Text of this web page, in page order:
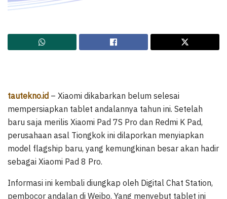
tautekno.id – Xiaomi dikabarkan belum selesai
mempersiapkan tablet andalannya tahun ini. Setelah
baru saja merilis Xiaomi Pad 7S Pro dan Redmi K Pad,
perusahaan asal Tiongkok ini dilaporkan menyiapkan
model flagship baru, yang kemungkinan besar akan hadir
sebagai Xiaomi Pad 8 Pro.
Informasi ini kembali diungkap oleh Digital Chat Station,
pembocor andalan di Weibo. Yang menyebut tablet ini